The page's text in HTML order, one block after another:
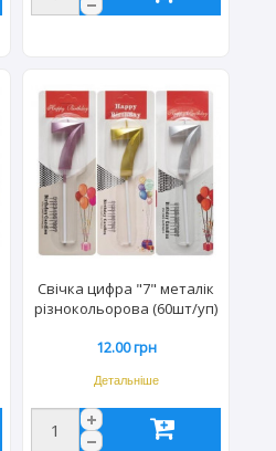
Свічка цифра "7" металік
різнокольорова (60шт/уп)
12.00 грн
Детальніше